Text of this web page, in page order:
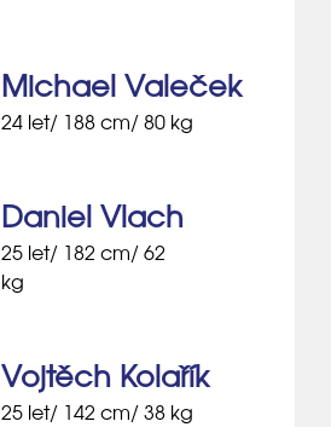
Michael Valeček
24 let/ 188 cm/ 80 kg
Daniel Vlach
25 let/ 182 cm/ 62
kg
Vojtěch Kolařík
25 let/ 142 cm/ 38 kg